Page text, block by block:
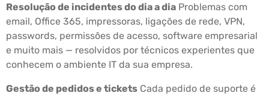
Resolução de incidentes do dia a dia Problemas com
email, Office 365, impressoras, ligações de rede, VPN,
passwords, permissões de acesso, software empresarial
e muito mais — resolvidos por técnicos experientes que
conhecem o ambiente IT da sua empresa.
Gestão de pedidos e tickets Cada pedido de suporte é